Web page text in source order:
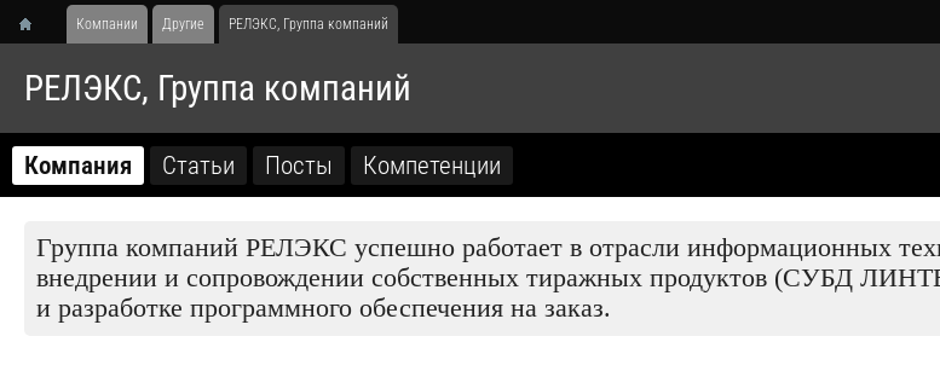
Компании Другие РЕЛЭКС, Группа компаний
РЕЛЭКС, Группа компаний
Компания Статьи Посты Компетенции
Группа компаний РЕЛЭКС успешно работает в отрасли информационных
внедрении и сопровождении собственных тиражных продуктов (СУБД
и разработке программного обеспечения на заказ.